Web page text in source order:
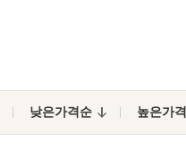
낮은가격순 높은가